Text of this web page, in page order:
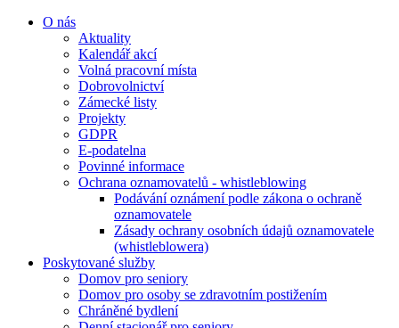
O nás
Aktuality
Kalendář akcí
Volná pracovní místa
Dobrovolnictví
Zámecké listy
Projekty
GDPR
E-podatelna
Povinné informace
Ochrana oznamovatelů - whistleblowing
Podávání oznámení podle zákona o ochraně
oznamovatele
Zásady ochrany osobních údajů oznamovatele
(whistleblowera)
Poskytované služby
Domov pro seniory
Domov pro osoby se zdravotním postižením
Chráněné bydlení